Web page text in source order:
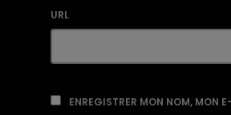
URL
ENREGISTRER MON NOM, MON